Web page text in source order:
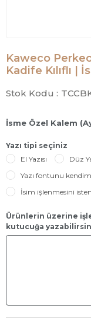
Kaweco
Kadife Kılıflı |
Stok Kodu :
İsme Özel Kalem
Yazı tipi seçiniz
El Yazısı
Düz
Yazı fontunu
İsim işlenmesini
Ürünlerin üzerine
kutucuğa